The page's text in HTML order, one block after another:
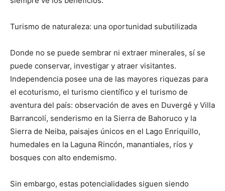
Turismo de naturaleza: una oportunidad subutilizada
Donde no se puede sembrar ni extraer minerales, sí se
puede conservar, investigar y atraer visitantes.
Independencia posee una de las mayores riquezas para
el ecoturismo, el turismo científico y el turismo de
aventura del país: observación de aves en Duvergé y Villa
Barrancolí, senderismo en la Sierra de Bahoruco y la
Sierra de Neiba, paisajes únicos en el Lago Enriquillo,
humedales en la Laguna Rincón, manantiales, ríos y
bosques con alto endemismo.
Sin embargo, estas potencialidades siguen siendo